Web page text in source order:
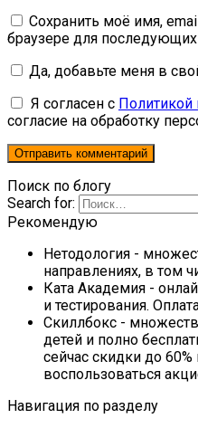
Сохранить моё имя,
браузере для
Да, добавьте меня в
Я согласен с
согласие на обработку
Поиск по блогу
Search for:
Рекомендую
Нетодология -
направлениях, в том
Ката Академия -
и тестирования.
Скиллбокс -
детей и полно
сейчас скидки до
воспользоваться
Навигация по разделу